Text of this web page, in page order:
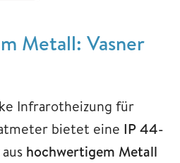
Metall: Vasner
Infrarotheizung für
bietet eine IP 44-
hochwertigem Metall